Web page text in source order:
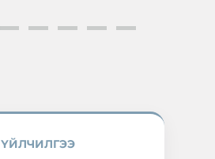
ҮЙЛЧИЛГЭЭ